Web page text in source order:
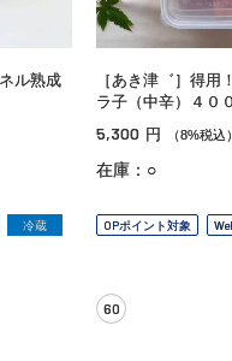
ル熟成
冷蔵
［あき津゛］得用
ラ子（中辛）４０
5,300 円 （8%税込）
在庫：○
OPポイント対象
60